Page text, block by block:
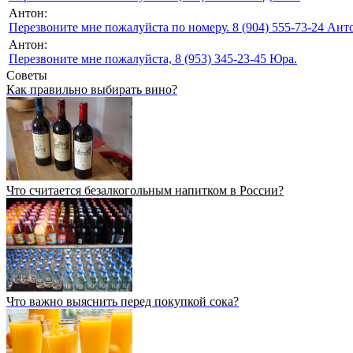
Антон:
Перезвоните мне пожалуйста по номеру. 8 (904) 555-73-24
Антон:
Перезвоните мне пожалуйста, 8 (953) 345-23-45 Юра.
Советы
Как правильно выбирать вино?
Что считается безалкогольным напитком в России?
Что важно выяснить перед покупкой сока?